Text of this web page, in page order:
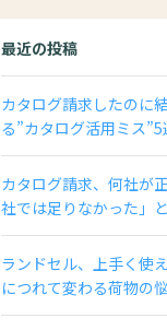
最近の投稿
カタログ請求したのに
る”カタログ活用ミス”5
カタログ請求、何社が
社では足りなかった」
ランドセル、上手く使
につれて変わる荷物の